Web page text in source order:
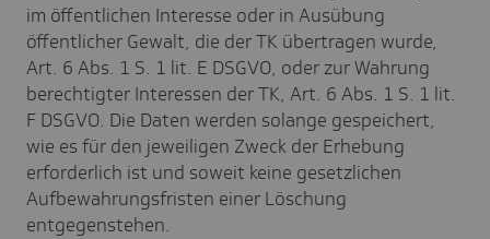
im öffentlichen Interesse oder in Ausübung
öffentlicher Gewalt, die der TK übertragen wurde,
Art. 6 Abs. 1 S. 1 lit. E DSGVO, oder zur Wahrung
berechtigter Interessen der TK, Art. 6 Abs. 1 S. 1 lit.
F DSGVO. Die Daten werden solange gespeichert,
wie es für den jeweiligen Zweck der Erhebung
erforderlich ist und soweit keine gesetzlichen
Aufbewahrungsfristen einer Löschung
entgegenstehen.